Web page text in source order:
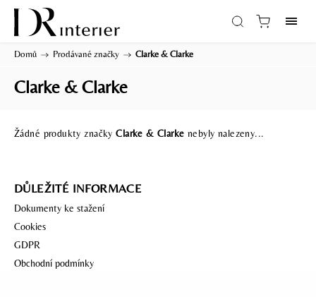
Domů / Prodávané značky / Clarke & Clarke
Clarke & Clarke
Žádné produkty značkyClarke & Clarke nebyly nalezeny...
DŮLEŽITÉ INFORMACE
Dokumenty ke stažení
Cookies
GDPR
Obchodní podmínky